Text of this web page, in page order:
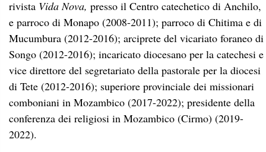
rivista Vida Nova, presso il Centro catechetico di Anchilo,
e parroco di Monapo (2008-2011); parroco di Chitima e di
Mucumbura (2012-2016); arciprete del vicariato foraneo di
Songo (2012-2016); incaricato diocesano per la catechesi e
vice direttore del segretariato della pastorale per la diocesi
di Tete (2012-2016); superiore provinciale dei missionari
comboniani in Mozambico (2017-2022); presidente della
conferenza dei religiosi in Mozambico (Cirmo) (2019-
2022).